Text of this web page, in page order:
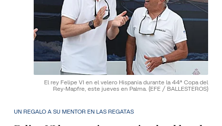
El rey Felipe VI en el velero Hispania durante la 44ª Copa del
Rey-Mapfre, este jueves en Palma. (EFE / BALLESTEROS)
UN REGALO A SU MENTOR EN LAS REGATAS